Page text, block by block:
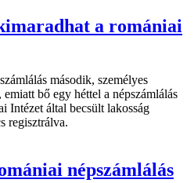
a romániai
második, személyes
bő egy héttel a népszámlálás
Intézet által becsült lakosság
regisztrálva.
népszámlálás